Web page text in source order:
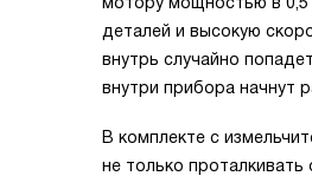
деталей и высокую
внутрь случайно
внутри прибора начнут
В комплекте с
не только